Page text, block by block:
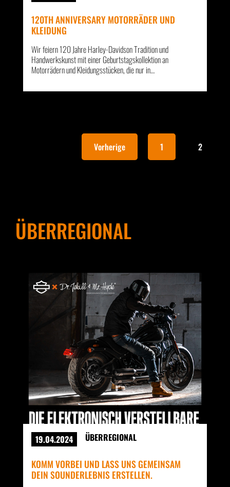
120TH ANNIVERSARY MOTORRÄDER UND
KLEIDUNG
Wir feiern 120 Jahre Harley-Davidson Tradition und
Handwerkskunst mit einer Geburtstagskollektion an
Motorrädern und Kleidungsstücken, die nur in…
Vorherige 1 2
ÜBERREGIONAL
19.04.2024 ÜBERREGIONAL
KOMM VORBEI UND LASS UNS GEMEINSAM
DEIN SOUNDERLEBNIS ERSTELLEN.